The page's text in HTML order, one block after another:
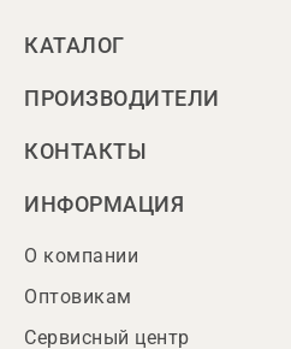
КАТАЛОГ
ПРОИЗВОДИТЕЛИ
КОНТАКТЫ
ИНФОРМАЦИЯ
О компании
Оптовикам
Сервисный центр